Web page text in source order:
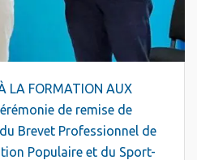
LA FORMATION AUX
de remise de
Brevet Professionnel de
Populaire et du Sport-